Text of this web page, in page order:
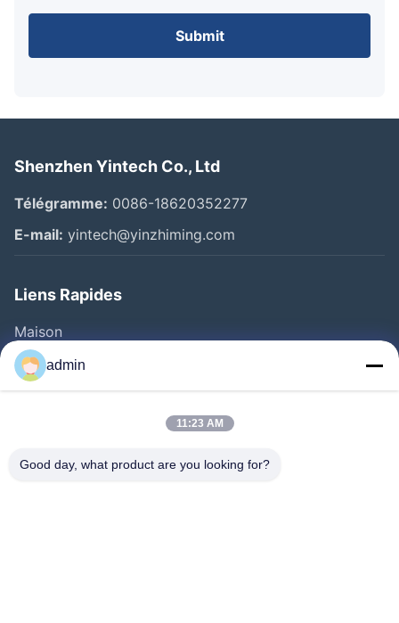
Submit
Shenzhen Yintech Co., Ltd
Télégramme: 0086-18620352277
E-mail: yintech@yinzhiming.com
Liens Rapides
Maison
Produits
Vidéos
Visite D'usine
admin
11:23 AM
Good day, what product are you looking for?